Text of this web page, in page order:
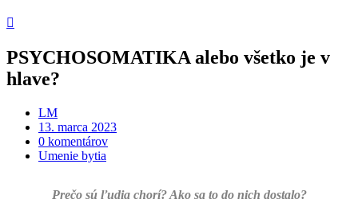
PSYCHOSOMATIKA alebo všetko je v
hlave?
LM
13. marca 2023
0 komentárov
Umenie bytia
Prečo sú ľudia chorí? Ako sa to do nich dostalo?